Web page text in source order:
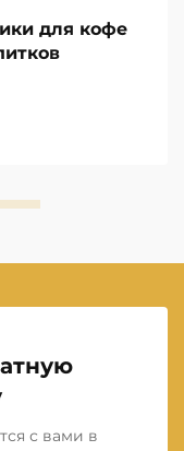
для кофе
с вами в